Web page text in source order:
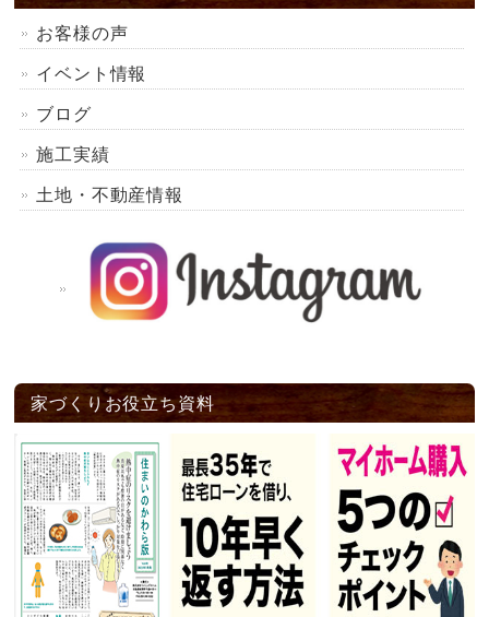
お客様の声
イベント情報
ブログ
施工実績
土地・不動産情報
家づくりお役立ち資料